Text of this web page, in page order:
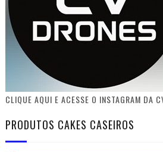
CLIQUE AQUI E ACESSE O INSTAGRAM DA
PRODUTOS CAKES CASEIROS